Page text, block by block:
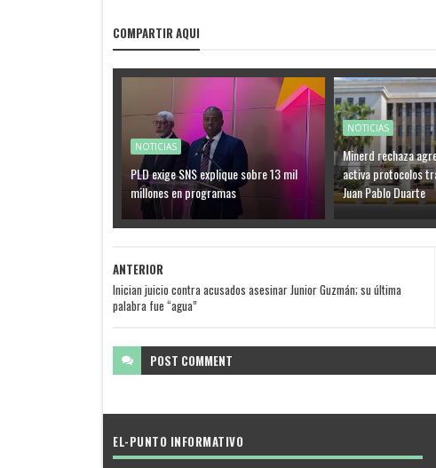
COMPARTIR AQUI
NOTICIAS
PLD exige SNS explique sobre 13 mil
millones en programas
NOTICIAS
Minerd rechaza
activa protocolos
Juan Pablo Duarte
ANTERIOR
Inician juicio contra acusados asesinar Junior Guzmán; su última
palabra fue “agua”
POST COMMENT
EL-PUNTO INFORMATIVO